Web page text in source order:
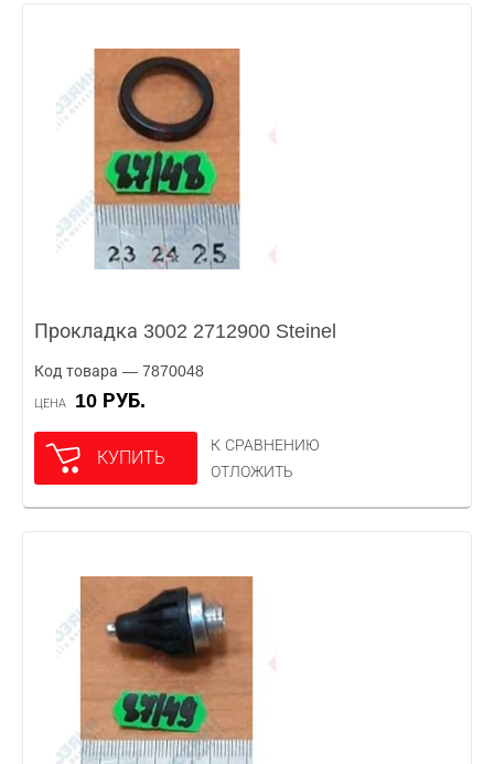
Прокладка 3002 2712900 Steinel
Код товара — 7870048
ЦЕНА 10 РУБ.
КУПИТЬ
К СРАВНЕНИЮ
ОТЛОЖИТЬ